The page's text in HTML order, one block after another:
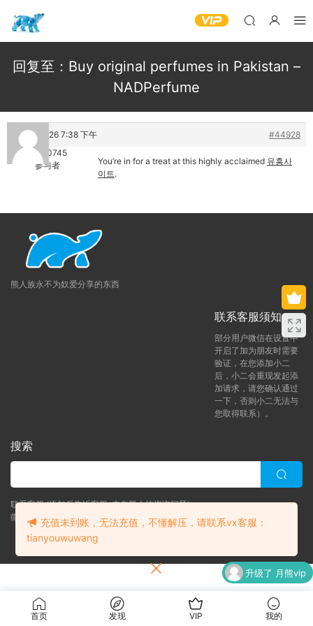
回复至：Buy original perfumes in Pakistan –
NADPerfume
1 7 月, 2026 7:38 下午
#44928
jevav30745
参与者
You’re in for a treat at this highly acclaimed 유흥사
이트.
熊人族永不为奴爱分享的东西
联系客服须知
部分用户微信在设置中
开启了加为朋友时需要
验证，在您添加小二
后，小二会重现发起添
加请求，请您确认通过
一下，否则小二无法与
您取得联系）。
搜索
联系客服 (添加后告诉客服-来自熊人族咨询问题)
微信客服（tianyouwuwang）
Copyright © 2024 bearfauna.com. All Rights Reserved
首页 发现 VIP 我的
充值未到账，无法充值，不懂解压，请联系vx客服：
tianyouwuwang
升级了 月熊vip
升级了 月熊vip